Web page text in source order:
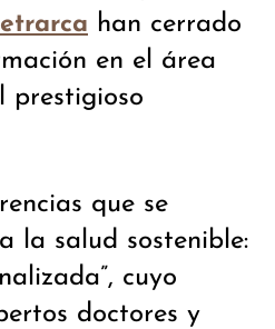
han cerrado
en el área
prestigioso
que se
la salud sostenible:
cuyo
doctores y